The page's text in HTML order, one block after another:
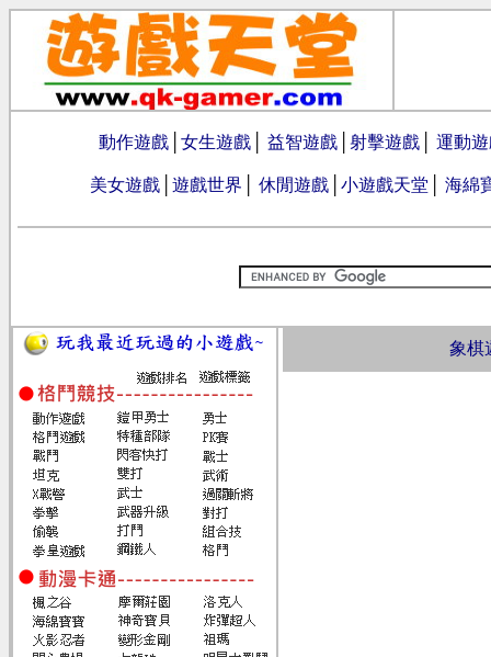
動作遊戲 女生遊戲 益智遊戲 射擊遊戲 運動
美女遊戲 遊戲世界 休閒遊戲 小遊戲天堂 海綿
象棋